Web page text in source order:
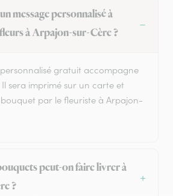
message personnalisé à
à Arpajon-sur-Cère ?
gratuit accompagne
sera imprimé sur un carte et
par le fleuriste à Arpajon-
peut-on faire livrer à
?